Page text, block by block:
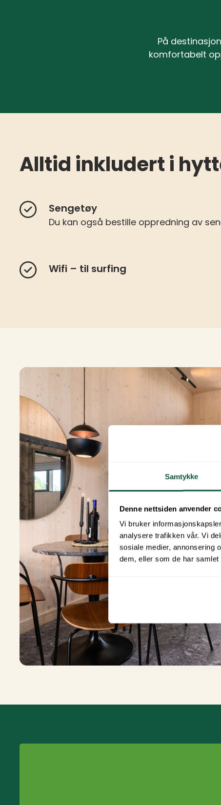
Samtykke
Denne nettsiden anvender
Vi bruker
analysere trafikken vår. Vi
sosiale medier, annonsering
dem, eller som de har
På
komfortabelt
Alltid inkludert i
Sengetøy
Du kan også bestille oppredning av
Wifi – til surfing